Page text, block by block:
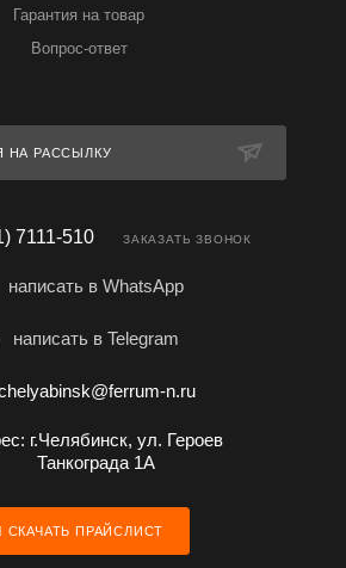
Гарантия на товар
Вопрос-ответ
НА РАССЫЛКУ
7111-510 ЗАКАЗАТЬ ЗВОНОК
написать в WhatsApp
написать в Telegram
n.ru
г.Челябинск, ул. Героев
Танкограда 1А
СКАЧАТЬ ПРАЙСЛИСТ